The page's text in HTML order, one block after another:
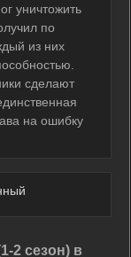
уничтожить
по
из них
сделают
на ошибку
2 сезон) в